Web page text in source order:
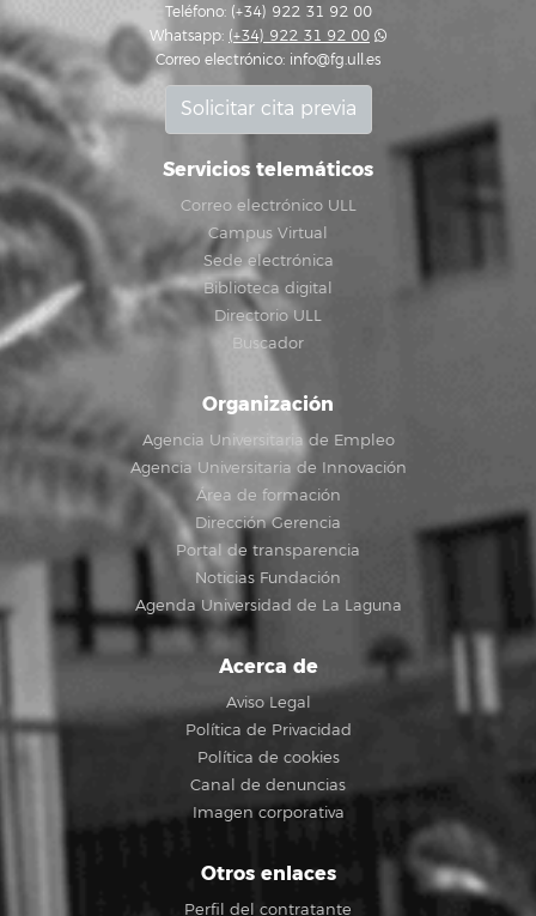
Teléfono: (+34) 922 31 92 00
Whatsapp: (+34) 922 31 92 00
Correo electrónico: info@fg.ull.es
Solicitar cita previa
Servicios telemáticos
Correo electrónico ULL
Campus Virtual
Sede electrónica
Biblioteca digital
Directorio ULL
Buscador
Organización
Agencia Universitaria de Empleo
Agencia Universitaria de Innovación
Área de formación
Dirección Gerencia
Portal de transparencia
Noticias Fundación
Agenda Universidad de La Laguna
Acerca de
Aviso Legal
Política de Privacidad
Política de cookies
Canal de denuncias
Imagen corporativa
Otros enlaces
Perfil del contratante